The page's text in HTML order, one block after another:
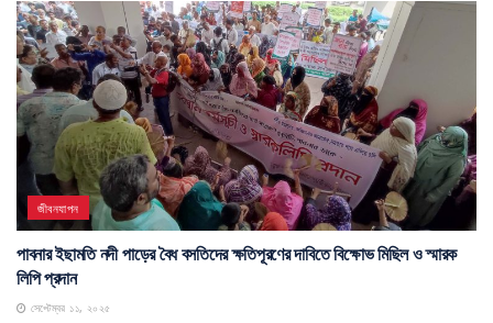
জীবনযাপন
পাবনার ইছামতি নদী পাড়ের বৈধ বসতিদের ক্ষতিপূরণের দাবিতে বিক্ষোভ মিছিল ও স্মারক
লিপি প্রদান
সেপ্টেম্বর ১১, ২০২৫